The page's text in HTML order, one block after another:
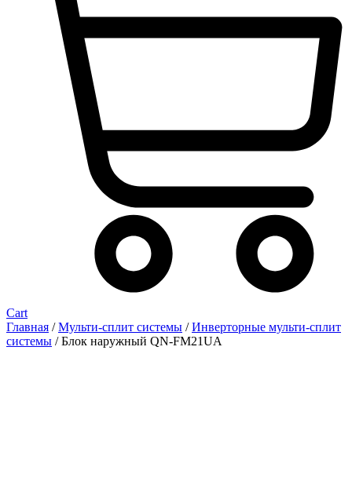
Cart
Главная /Мульти-сплит системы /Инверторные мульти-сплит
системы / Блок наружный QN-FM21UA